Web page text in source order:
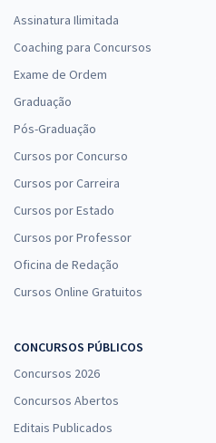
Assinatura Ilimitada
Coaching para Concursos
Exame de Ordem
Graduação
Pós-Graduação
Cursos por Concurso
Cursos por Carreira
Cursos por Estado
Cursos por Professor
Oficina de Redação
Cursos Online Gratuitos
CONCURSOS PÚBLICOS
Concursos 2026
Concursos Abertos
Editais Publicados